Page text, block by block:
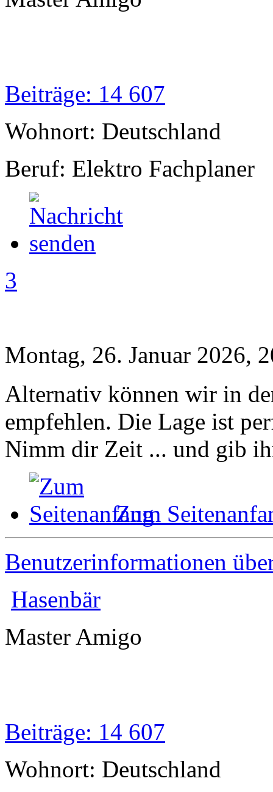
Beiträge: 14 607
Wohnort: Deutschland
Beruf: Elektro Fachplaner
3
Montag, 26. Januar 2026,
Alternativ können wir in
empfehlen. Die Lage ist
Nimm dir Zeit ... und gib
Zum
Benutzerinformationen
Hasenbär
Master Amigo
Beiträge: 14 607
Wohnort: Deutschland